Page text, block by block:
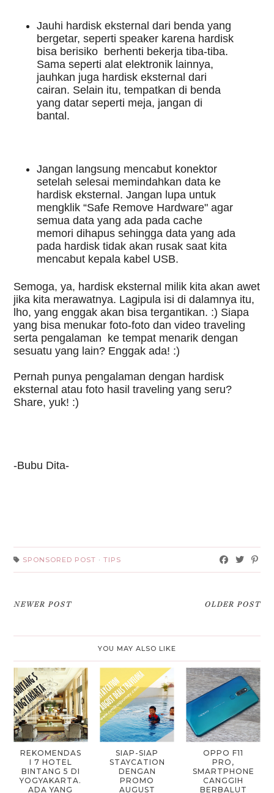
Jauhi hardisk eksternal dari benda yang
bergetar, seperti speaker karena hardisk
bisa berisiko  berhenti bekerja tiba-tiba.
Sama seperti alat elektronik lainnya,
jauhkan juga hardisk eksternal dari
cairan. Selain itu, tempatkan di benda
yang datar seperti meja, jangan di
bantal.
Jangan langsung mencabut konektor
setelah selesai memindahkan data ke
hardisk eksternal. Jangan lupa untuk
mengklik “Safe Remove Hardware" agar
semua data yang ada pada cache
memori dihapus sehingga data yang ada
pada hardisk tidak akan rusak saat kita
mencabut kepala kabel USB.
Semoga, ya, hardisk eksternal milik kita akan awet
jika kita merawatnya. Lagipula isi di dalamnya itu,
lho, yang enggak akan bisa tergantikan. :) Siapa
yang bisa menukar foto-foto dan video traveling
serta pengalaman  ke tempat menarik dengan
sesuatu yang lain? Enggak ada! :)
Pernah punya pengalaman dengan hardisk
eksternal atau foto hasil traveling yang seru?
Share, yuk! :)
-Bubu Dita-
SPONSORED POST ·TIPS
NEWER POST OLDER POST
YOU MAY ALSO LIKE
REKOMENDAS
I 7 HOTEL
BINTANG 5 DI
YOGYAKARTA.
ADA YANG
SIAP-SIAP
STAYCATION
DENGAN
PROMO
AUGUST
OPPO F11
PRO,
SMARTPHONE
CANGGIH
BERBALUT